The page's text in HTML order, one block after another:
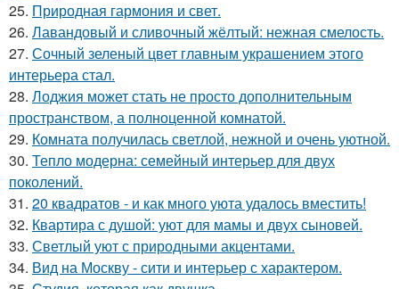
25. Природная гармония и свет.
26. Лавандовый и сливочный жёлтый: нежная смелость.
27. Сочный зеленый цвет главным украшением этого
интерьера стал.
28. Лоджия может стать не просто дополнительным
пространством, а полноценной комнатой.
29. Комната получилась светлой, нежной и очень уютной.
30. Тепло модерна: семейный интерьер для двух
поколений.
31. 20 квадратов - и как много уюта удалось вместить!
32. Квартира с душой: уют для мамы и двух сыновей.
33. Светлый уют с природными акцентами.
34. Вид на Москву - сити и интерьер с характером.